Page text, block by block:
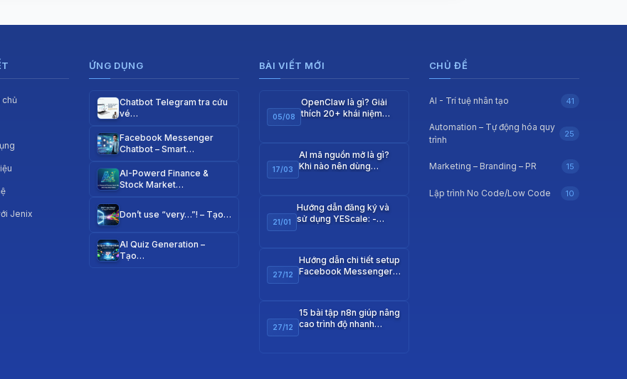
chủ
Jenix
ỨNG DỤNG
Chatbot Telegram tra cứu
vé…
Facebook Messenger
Chatbot – Smart…
AI-Powerd Finance &
Stock Market…
Don’t use “very…”! – Tạo…
AI Quiz Generation –
Tạo…
BÀI VIẾT MỚI
05/08
OpenClaw là gì? Giải
thích 20+ khái niệm
quan trọng…
17/03
AI mã nguồn mở là gì?
Khi nào nên dùng…
21/01
Hướng dẫn đăng ký và
sử dụng YEScale: -
mua…
27/12
Hướng dẫn chi tiết setup
Facebook Messenger
webhook từ n8n…
27/12
15 bài tập n8n giúp nâng
cao trình độ nhanh…
CHỦ ĐỀ
AI - Trí tuệ nhân tạo 41
Automation – Tự động hóa quy
trình
25
Marketing – Branding – PR 15
Lập trình No Code/Low Code 10